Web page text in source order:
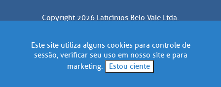
Copyright 2026 Laticínios Belo Vale Ltda.
Este site utiliza alguns cookies para controle de
sessão, verificar seu uso em nosso site e para
marketing.
Estou ciente